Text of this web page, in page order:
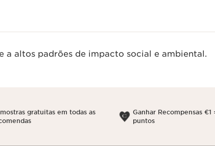
a altos padrões de impacto social e ambiental.
gratuitas em todas as
Ganhar Recompensas €1
puntos